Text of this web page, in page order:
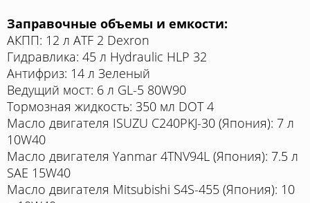
Заправочные объемы и емкости:
АКПП: 12 л ATF 2 Dexron
Гидравлика: 45 л Hydraulic HLP 32
Антифриз: 14 л Зеленый
Ведущий мост: 6 л GL-5 80W90
Тормозная жидкость: 350 мл DOT 4
Масло двигателя ISUZU C240PKJ-30 (Япония): 7 л
10W40
Масло двигателя Yanmar 4TNV94L (Япония): 7.5 л
SAE 15W40
Масло двигателя Mitsubishi S4S-455 (Япония): 10